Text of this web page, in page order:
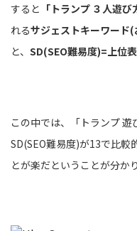
すると 「トランプ ３人遊び
れるサジェストキーワード
と、 SD(SEO難易度)=上位
この中では、「トランプ 遊
SD(SEO難易度)が13で比較
とが楽だということが分か